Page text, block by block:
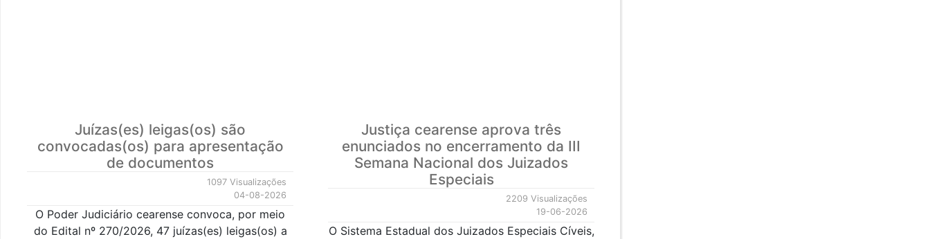
Juízas(es) leigas(os) são
convocadas(os) para apresentação
de documentos
1097 Visualizações
04-08-2026
O Poder Judiciário cearense convoca, por meio
do Edital nº 270/2026, 47 juízas(es) leigas(os) a
Justiça cearense aprova três
enunciados no encerramento da III
Semana Nacional dos Juizados
Especiais
2209 Visualizações
19-06-2026
O Sistema Estadual dos Juizados Especiais Cíveis,